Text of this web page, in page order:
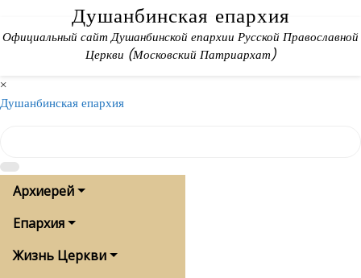
content
Душанбинская епархия
Официальный сайт Душанбинской епархии Русской Православной
Церкви (Московский Патриархат)
×
Душанбинская епархия
Архиерей
Епархия
Жизнь Церкви